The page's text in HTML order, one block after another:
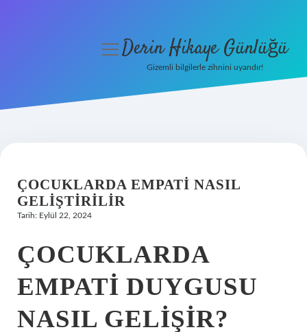
Hakkımızda
menüyüDerin Hikaye Günlüğü
Gizemli bilgilerle zihnini uyandır!
ÇOCUKLARDA EMPATI NASIL
GELIŞTIRILIR
Tarih: Eylül 22, 2024
ÇOCUKLARDA
EMPATI DUYGUSU
NASIL GELIŞIR?